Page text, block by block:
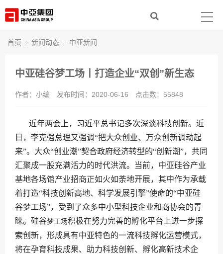
新闻动态
人力资源
联系我们
首页 新闻动态 中亚新闻
中亚硅谷梦工场丨打造企业“双创”新生态
作者：小编 发布时间：2020-06-16 点击数： 55848
近年两会上，习近平总书记多次深谈科技创新。近
日，李克强总理又强调“把大众创业、万众创新调动起
来”。大众“创业潮”契合政府经济转型的“创新潮”，共同
汇聚成一股充满活力的时代洪流。当前，中亚硅谷产业
基地各场馆产业招商正如火如荼地开展，其中作为承载
着打造“科技创新高地、科学发展引擎”使命的“中亚硅
谷梦工场”，受到了众多中小型科技企业和商协会的青
睐。硅谷梦工场积极在努力完善的孵化平台上进一步探
索创新，形成具有中亚特色的一流科技孵化运营模式，
将在孕育科技成果、助力科技创新、孵化高新技术企